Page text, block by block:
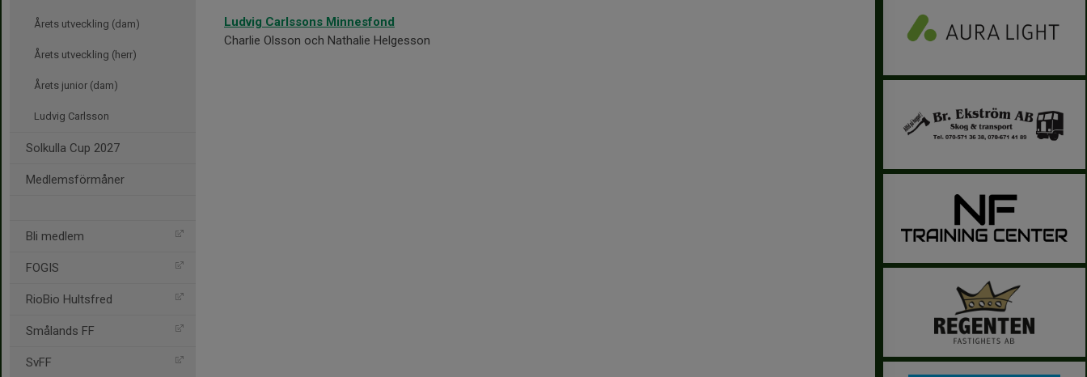
Årets utveckling (dam)
Årets utveckling (herr)
Årets junior (dam)
Ludvig Carlsson
Solkulla Cup 2027
Medlemsförmåner
Bli medlem
FOGIS
RioBio Hultsfred
Smålands FF
SvFF
Ludvig Carlssons Minnesfond
Charlie Olsson och Nathalie Helgesson